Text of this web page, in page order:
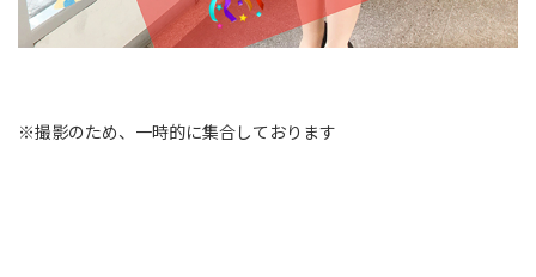
※撮影のため、一時的に集合しております